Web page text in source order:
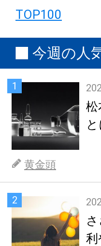
TOP100
今週の人
1
松
黄金頭
2
利